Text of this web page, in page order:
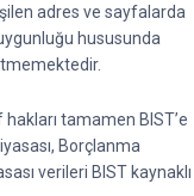
adres ve sayfalarda
hususunda
tamamen BIST’e
Borçlanma
verileri BIST kaynaklı